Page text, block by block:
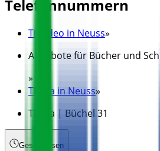
Telefonnummern
Tiendeo in Neuss»
Angebote für Bücher und
»
Thalia in Neuss»
Thalia | Büchel 31
Geschlossen